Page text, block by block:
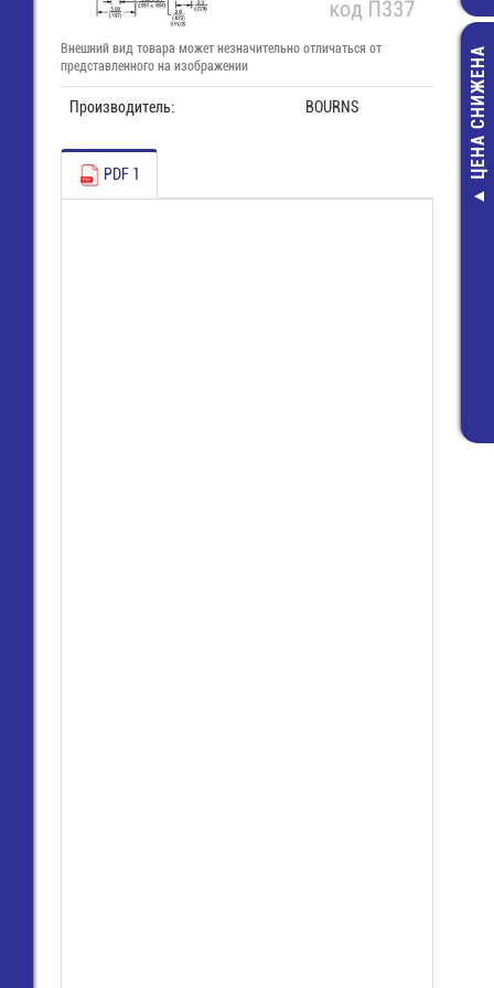
ЦЕНА СНИЖЕНА
Внешний вид товара может незначительно отличаться от
представленного на изображении
Производитель: BOURNS
PDF 1